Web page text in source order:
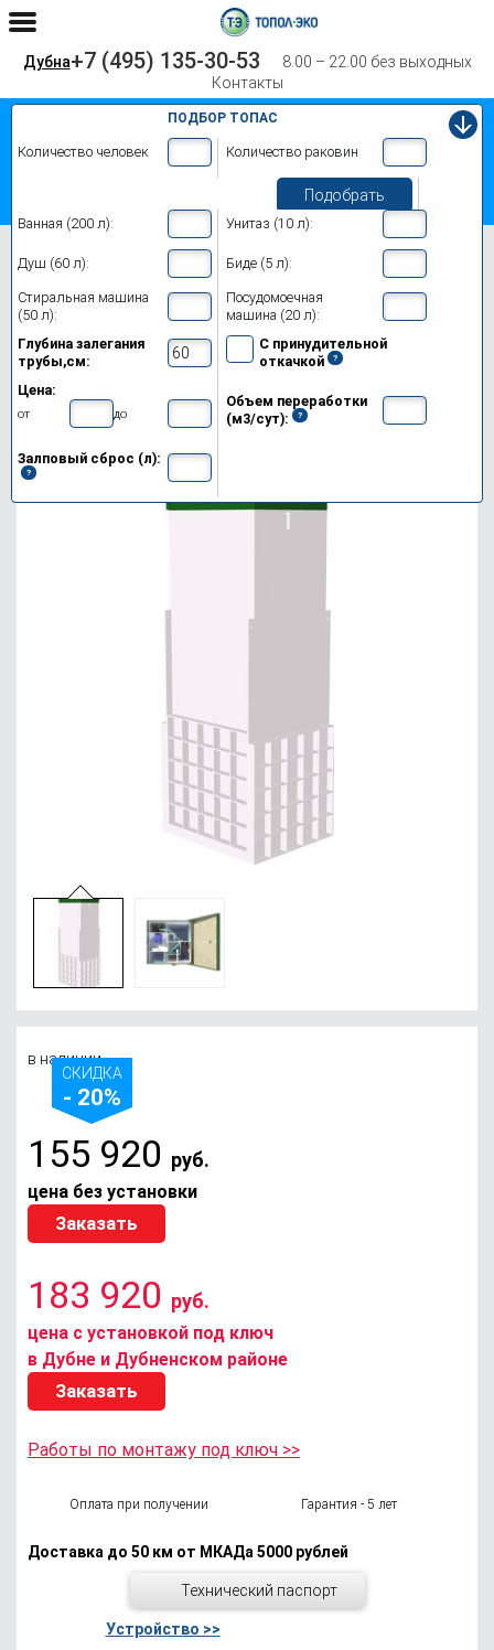
Дубна+7 (495) 135-30-53
8.00 – 22.00 без выходных
Контакты
ПОДБОР ТОПАС
Количество человек Количество раковин
Подобрать
Ванная (200 л): Унитаз (10 л):
Душ (60 л): Биде (5 л):
Стиральная машина
(50 л):
Посудомоечная
машина (20 л):
Глубина залегания
трубы,см:
С принудительной
откачкой
Цена:
от до
Объем переработки
(м3/сут):
Залповый сброс (л):
Септик Топас-С 5 Лонг Пр в Дубне
Модификации
Цены на монтаж
Обслуживание
в наличии
СКИДКА
- 20%
155 920 руб.
цена без установки
Заказать
183 920 руб.
цена с установкой под ключ
в Дубне и Дубненском районе
Заказать
Работы по монтажу под ключ >>
Оплата при получении Гарантия - 5 лет
Доставка до 50 км от МКАДа 5000 рублей
Технический паспорт
Устройство >>